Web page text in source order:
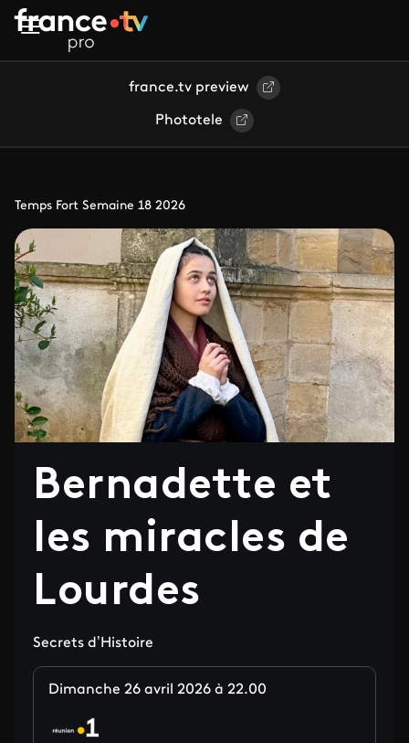
Aller au contenu principal
france.tv preview
Phototele
Temps Fort Semaine 18 2026
Bernadette et
les miracles de
Lourdes
Secrets d’Histoire
Dimanche 26 avril 2026 à 22.00